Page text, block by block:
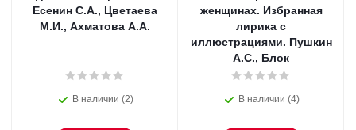
Есенин С.А., Цветаева
М.И., Ахматова А.А.
В наличии (2)
женщинах. Избранная
лирика с
иллюстрациями. Пушкин
А.С., Блок
В наличии (4)